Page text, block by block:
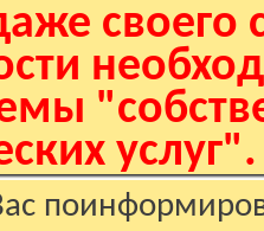
своего
услуг".